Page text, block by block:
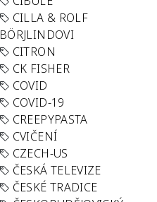
CILLA & ROLF
BÖRJLINDOVI
CITRON
CK FISHER
COVID
COVID-19
CREEPYPASTA
CVIČENÍ
CZECH-US
ČESKÁ TELEVIZE
ČESKÉ TRADICE